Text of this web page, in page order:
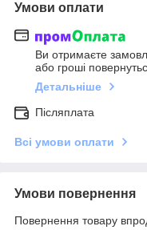
Умови оплати
Ви отримаєте
або гроші
Детальніше
Післяплата
Всі умови оплати
Умови повернення
Повернення товару